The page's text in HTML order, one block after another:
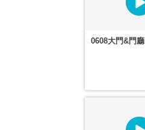
0608大門&門廳